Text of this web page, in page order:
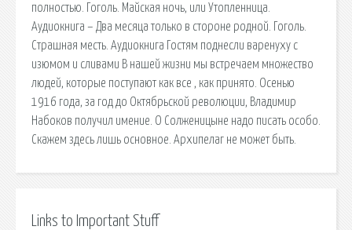
полностью. Гоголь. Майская ночь, или Утопленница.
Аудиокнига – Два месяца только в стороне родной. Гоголь.
Страшная месть. Аудиокнига Гостям поднесли варенуху с
изюмом и сливами В нашей жизни мы встречаем множество
людей, которые поступают как все , как принято. Осенью
1916 года, за год до Октябрьской революции, Владимир
Набоков получил имение. О Солженицыне надо писать особо.
Скажем здесь лишь основное. Архипелаг не может быть.
Links to Important Stuff